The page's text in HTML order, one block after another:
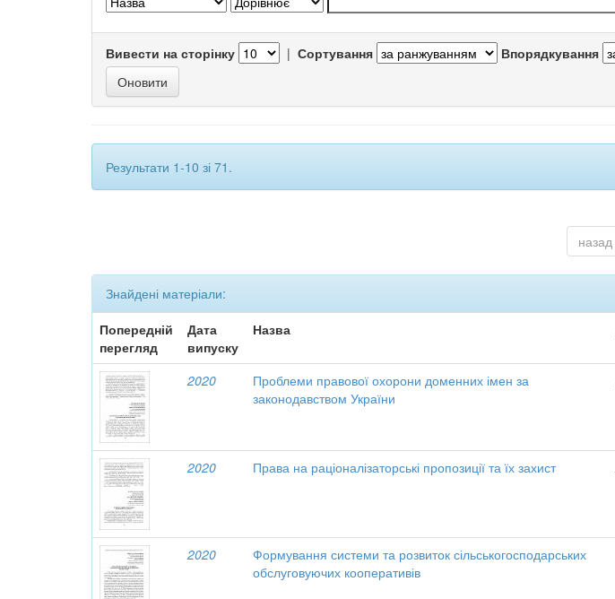
Вивести на сторінку | Сортування Впорядкування
Результати 1-10 зі 71.
назад
Знайдені матеріали:
Попередній
перегляд
Дата
випуску
Назва
2020
Проблеми правової охорони доменних імен за
законодавством України
2020 Права на раціоналізаторські пропозиції та їх захист
2020
Формування системи та розвиток сільськогосподарських
обслуговуючих кооперативів